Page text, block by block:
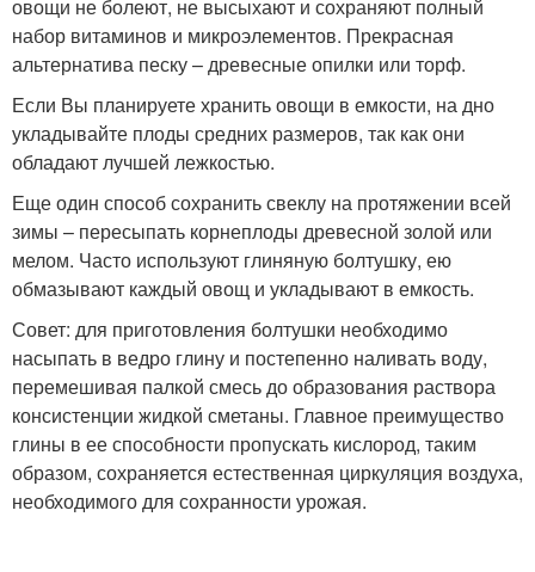
овощи не болеют, не высыхают и сохраняют полный
набор витаминов и микроэлементов. Прекрасная
альтернатива песку – древесные опилки или торф.
Если Вы планируете хранить овощи в емкости, на дно
укладывайте плоды средних размеров, так как они
обладают лучшей лежкостью.
Еще один способ сохранить свеклу на протяжении всей
зимы – пересыпать корнеплоды древесной золой или
мелом. Часто используют глиняную болтушку, ею
обмазывают каждый овощ и укладывают в емкость.
Совет: для приготовления болтушки необходимо
насыпать в ведро глину и постепенно наливать воду,
перемешивая палкой смесь до образования раствора
консистенции жидкой сметаны. Главное преимущество
глины в ее способности пропускать кислород, таким
образом, сохраняется естественная циркуляция воздуха,
необходимого для сохранности урожая.